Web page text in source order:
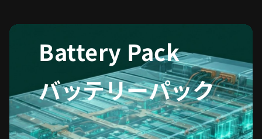
Battery Pack
バッテリーパック